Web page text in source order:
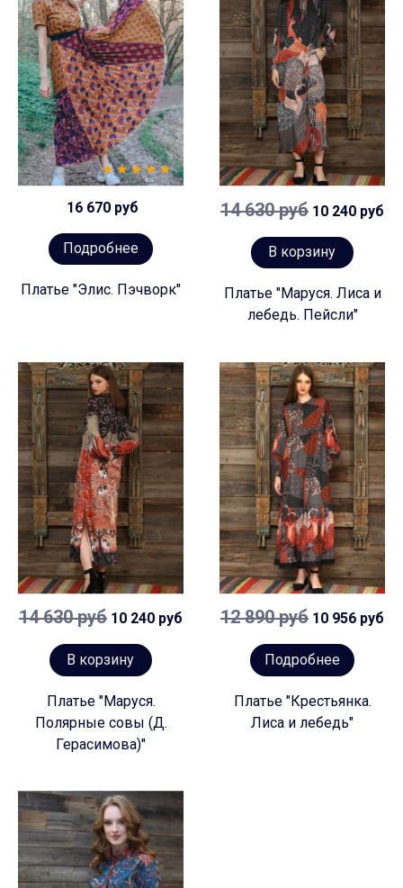
16 670 руб
Подробнее
Платье "Элис. Пэчворк"
14 630 руб 10 240 руб
В корзину
Платье "Маруся. Лиса и
лебедь. Пейсли"
14 630 руб 10 240 руб
В корзину
Платье "Маруся.
Полярные совы (Д.
Герасимова)"
12 890 руб 10 956 руб
Подробнее
Платье "Крестьянка.
Лиса и лебедь"